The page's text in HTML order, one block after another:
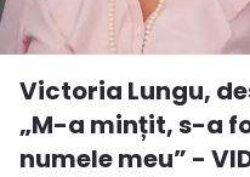
Victoria Lungu,
„M-a mințit, s-a
numele meu” -